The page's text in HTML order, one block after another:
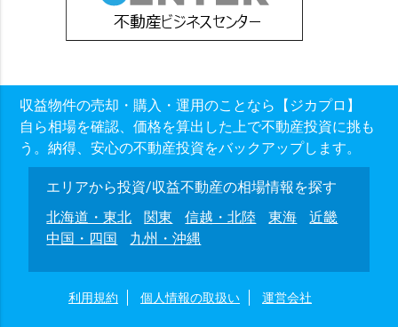
収益物件の売却・購入・運用のことなら【ジカプロ】
自ら相場を確認、価格を算出した上で不動産投資に挑も
う。納得、安心の不動産投資をバックアップします。
エリアから投資/収益不動産の相場情報を探す
北海道・東北
関東 信越・北陸 東海
近畿
中国・四国
九州・沖縄
利用規約 個人情報の取扱い 運営会社